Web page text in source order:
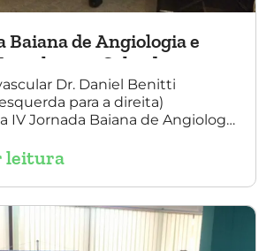
Baiana de Angiologia e
em Salvador
Dr. Daniel Benitti
para a direita)
IV Jornada Baiana de Angiologia
Na foto também está
Brasileira de Angiologia e
Bahia.
leitura